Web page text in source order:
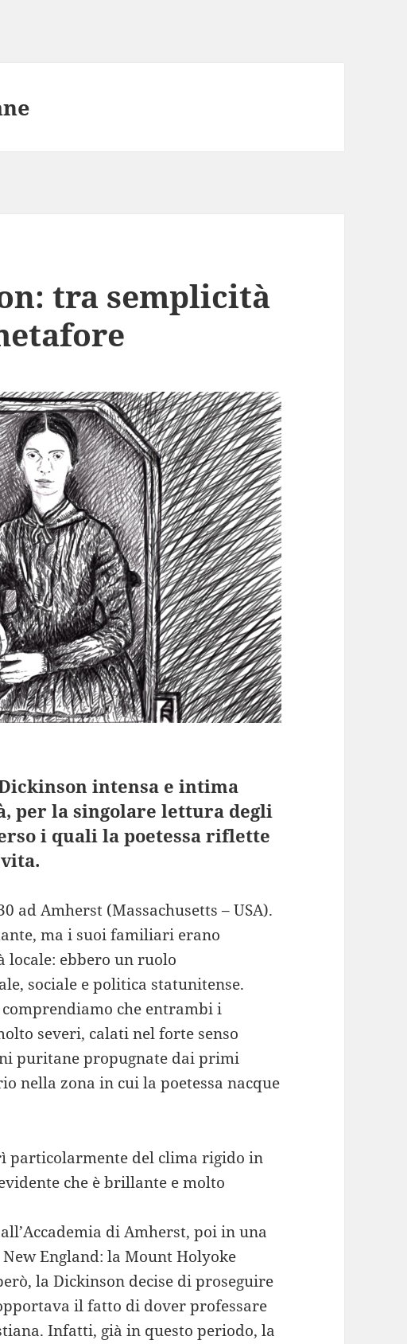
tra semplicità
intensa e intima
per la singolare lettura degli
i quali la poetessa riflette
ad Amherst (Massachusetts – USA).
ma i suoi familiari erano
locale: ebbero un ruolo
sociale e politica statunitense.
che entrambi i
severi, calati nel forte senso
puritane propugnate dai primi
nella zona in cui la poetessa nacque
particolarmente del clima rigido in
che è brillante e molto
di Amherst, poi in una
England: la Mount Holyoke
la Dickinson decise di proseguire
il fatto di dover professare
Infatti, già in questo periodo, la